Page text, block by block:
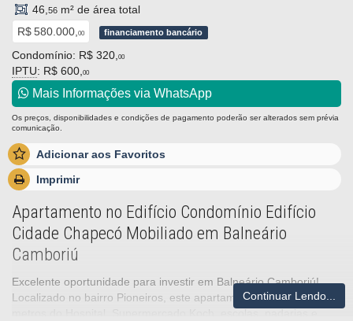
46, 56 m² de área total
R$ 580.000, 00 financiamento bancário
Condomínio: R$ 320, 00
IPTU: R$ 600, 00
Mais Informações via WhatsApp
Os preços, disponibilidades e condições de pagamento poderão ser alterados sem prévia
comunicação.
Adicionar aos Favoritos
Imprimir
Apartamento no Edifício Condomínio Edifício
Cidade Chapecó Mobiliado em Balneário
Camboriú
Excelente oportunidade para investir em Balneário Camboriú!
Localizado no bairro Pioneiros, este apartamento está a poucos
Continuar Lendo...